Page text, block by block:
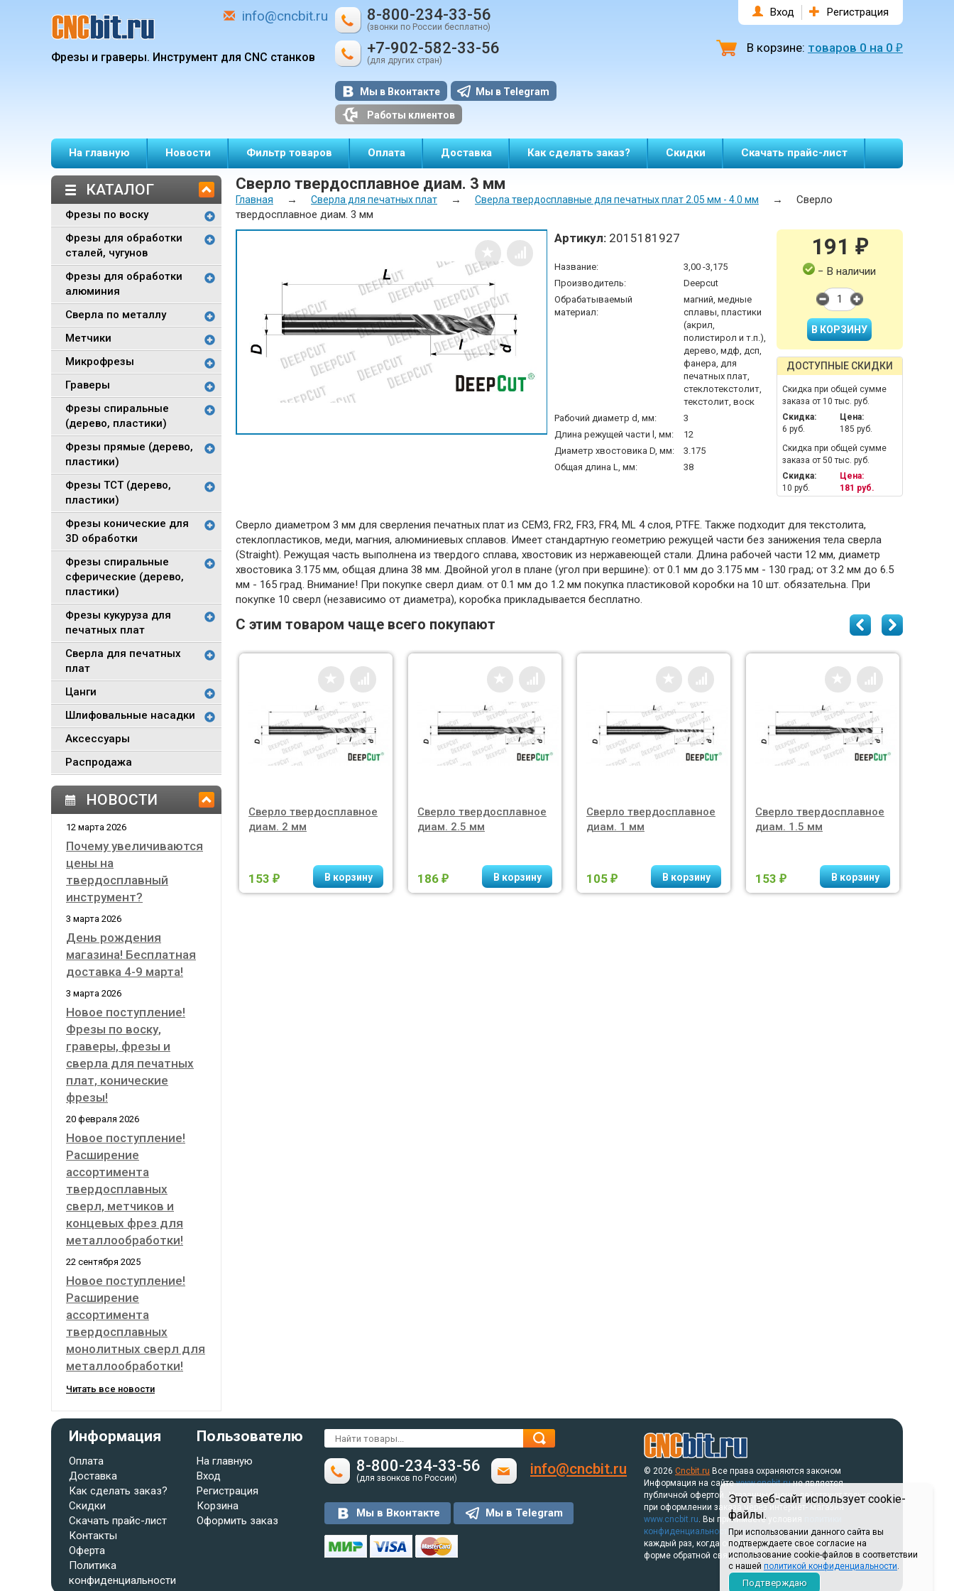
Этот веб-сайт использует cookie-
файлы.
При использовании данного сайта вы
подтверждаете свое согласие на
использование cookie-файлов в соответствии
с нашей политикой конфиденциальности.
Подтверждаю
info@cncbit.ru
Фрезы и граверы. Инструмент для CNC станков
8-800-234-33-56
(звонки по России бесплатно)
+7-902-582-33-56
(для других стран)
Мы в Вконтакте Мы в Telegram
Работы клиентов
Вход Регистрация
В корзине: товаров 0 на 0 ₽
На главную Новости Фильтр товаров Оплата Доставка Как сделать заказ? Скидки Скачать прайс-лист
КАТАЛОГ
Фрезы по воску
Фрезы для обработки
сталей, чугунов
Фрезы для обработки
алюминия
Сверла по металлу
Метчики
Микрофрезы
Граверы
Фрезы спиральные
(дерево, пластики)
Фрезы прямые (дерево,
пластики)
Фрезы TCT (дерево,
пластики)
Фрезы конические для
3D обработки
Фрезы спиральные
сферические (дерево,
пластики)
Фрезы кукуруза для
печатных плат
Сверла для печатных
плат
Цанги
Шлифовальные насадки
Аксессуары
Распродажа
НОВОСТИ
12 марта 2026
Почему увеличиваются
цены на
твердосплавный
инструмент?
3 марта 2026
День рождения
магазина! Бесплатная
доставка 4-9 марта!
3 марта 2026
Новое поступление!
Фрезы по воску,
граверы, фрезы и
сверла для печатных
плат, конические
фрезы!
20 февраля 2026
Новое поступление!
Расширение
ассортимента
твердосплавных
сверл, метчиков и
концевых фрез для
металлообработки!
22 сентября 2025
Новое поступление!
Расширение
ассортимента
твердосплавных
монолитных сверл для
металлообработки!
Читать все новости
Сверло твердосплавное диам. 3 мм
Главная → Сверла для печатных плат → Сверла твердосплавные для печатных плат 2.05 мм - 4.0 мм →
Сверло
твердосплавное диам. 3 мм
Артикул: 2015181927
Название:
3,00 -3,175
Производитель:
Deepcut
Обрабатываемый
материал:
магний, медные
сплавы, пластики
(акрил,
полистирол и т.п.),
дерево, мдф, дсп,
фанера, для
печатных плат,
стеклотекстолит,
текстолит, воск
Рабочий диаметр d, мм:
3
Длина режущей части l, мм:
12
Диаметр хвостовика D, мм:
3.175
Общая длина L, мм:
38
191 ₽
− В наличии
ДОСТУПНЫЕ СКИДКИ
Скидка при общей сумме
заказа от 10 тыс. руб.
Скидка:
6 руб.
Цена:
185 руб.
Скидка при общей сумме
заказа от 50 тыс. руб.
Скидка:
10 руб.
Цена:
181 руб.
Сверло диаметром 3 мм для сверления печатных плат из CEM3, FR2, FR3, FR4, ML 4 слоя, PTFE. Также подходит для текстолита,
стеклопластиков, меди, магния, алюминиевых сплавов. Имеет стандартную геометрию режущей части без занижения тела сверла
(Straight). Режущая часть выполнена из твердого сплава, хвостовик из нержавеющей стали. Длина рабочей части 12 мм, диаметр
хвостовика 3.175 мм, общая длина 38 мм. Двойной угол в плане (угол при вершине): от 0.1 мм до 3.175 мм - 130 град; от 3.2 мм до 6.5
мм - 165 град. Внимание! При покупке сверл диам. от 0.1 мм до 1.2 мм покупка пластиковой коробки на 10 шт. обязательна. При
покупке 10 сверл (независимо от диаметра), коробка прикладывается бесплатно.
С этим товаром чаще всего покупают
Сверло твердосплавное
диам. 2 мм
153 ₽
Сверло твердосплавное
диам. 2.5 мм
186 ₽
Сверло твердосплавное
диам. 1 мм
105 ₽
Сверло твердосплавное
диам. 1.5 мм
153 ₽
Информация
Оплата
Доставка
Как сделать заказ?
Скидки
Скачать прайс-лист
Контакты
Оферта
Политика
конфиденциальности
Пользователю
На главную
Вход
Регистрация
Корзина
Оформить заказ
8-800-234-33-56
(для звонков по России)
info@cncbit.ru
Мы в Вконтакте Мы в Telegram
© 2026 Cncbit.ru Все права охраняются законом
Информация на сайтеwww.cncbit.ruне является
публичной офертой. Указанные цены действуют только
при оформлении заказа через интернет- магазин
www.cncbit.ru. Вы принимаете условия
конфиденциальностиипользовательского соглашения
каждый раз, когда оставляете свои данные в любой
форме обратной связи на сайте.